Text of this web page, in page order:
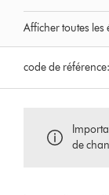
Afficher toutes les
code de référence:
de